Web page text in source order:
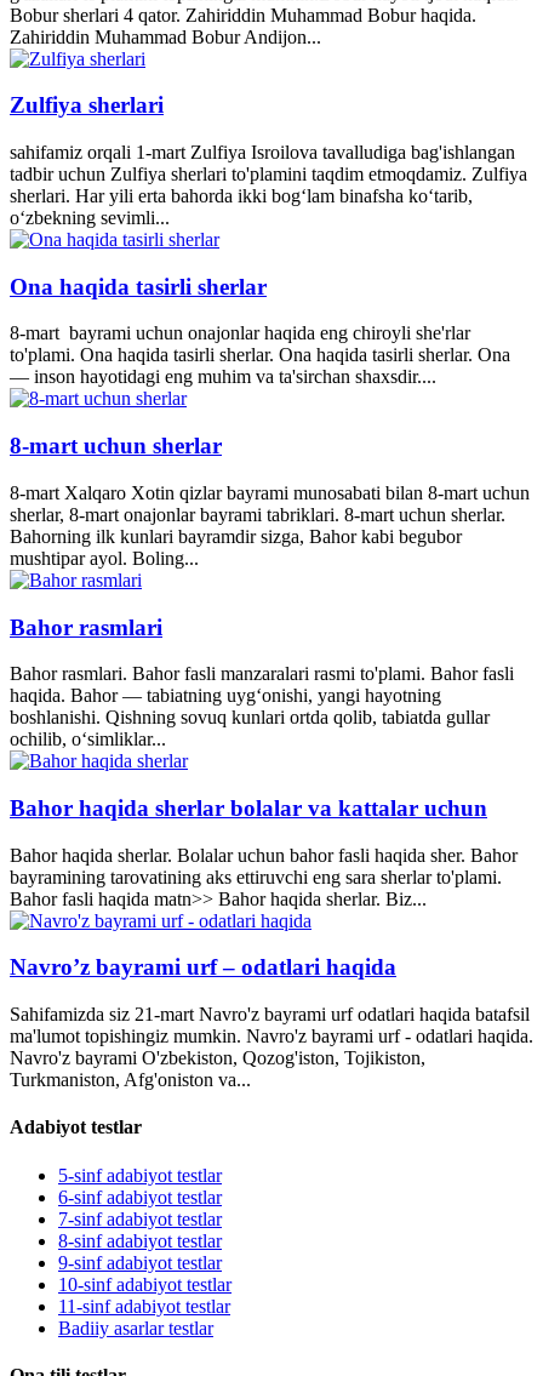
Bobur sherlari 4 qator. Zahiriddin Muhammad Bobur haqida.
Zahiriddin Muhammad Bobur Andijon...
Zulfiya sherlari
sahifamiz orqali 1-mart Zulfiya Isroilova tavalludiga bag'ishlangan
tadbir uchun Zulfiya sherlari to'plamini taqdim etmoqdamiz. Zulfiya
sherlari. Har yili erta bahorda ikki bogʻlam binafsha koʻtarib,
oʻzbekning sevimli...
Ona haqida tasirli sherlar
8-mart bayrami uchun onajonlar haqida eng chiroyli she'rlar
to'plami. Ona haqida tasirli sherlar. Ona haqida tasirli sherlar. Ona
— inson hayotidagi eng muhim va ta'sirchan shaxsdir....
8-mart uchun sherlar
8-mart Xalqaro Xotin qizlar bayrami munosabati bilan 8-mart uchun
sherlar, 8-mart onajonlar bayrami tabriklari. 8-mart uchun sherlar.
Bahorning ilk kunlari bayramdir sizga, Bahor kabi begubor
mushtipar ayol. Boling...
Bahor rasmlari
Bahor rasmlari. Bahor fasli manzaralari rasmi to'plami. Bahor fasli
haqida. Bahor — tabiatning uyg‘onishi, yangi hayotning
boshlanishi. Qishning sovuq kunlari ortda qolib, tabiatda gullar
ochilib, o‘simliklar...
Bahor haqida sherlar bolalar va kattalar uchun
Bahor haqida sherlar. Bolalar uchun bahor fasli haqida sher. Bahor
bayramining tarovatining aks ettiruvchi eng sara sherlar to'plami.
Bahor fasli haqida matn>> Bahor haqida sherlar. Biz...
Navro’z bayrami urf – odatlari haqida
Sahifamizda siz 21-mart Navro'z bayrami urf odatlari haqida batafsil
ma'lumot topishingiz mumkin. Navro'z bayrami urf - odatlari haqida.
Navro'z bayrami O'zbekiston, Qozog'iston, Tojikiston,
Turkmaniston, Afg'oniston va...
Adabiyot testlar
5-sinf adabiyot testlar
6-sinf adabiyot testlar
7-sinf adabiyot testlar
8-sinf adabiyot testlar
9-sinf adabiyot testlar
10-sinf adabiyot testlar
11-sinf adabiyot testlar
Badiiy asarlar testlar